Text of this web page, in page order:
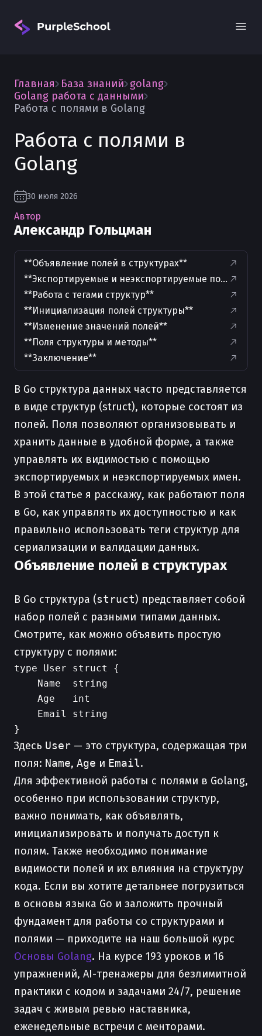
Главная База знаний golang
Golang работа с данными
Работа с полями в Golang
Работа с полями в
Golang
30 июля 2026
Автор
Александр Гольцман
**Объявление полей в структурах**
**Экспортируемые и неэкспортируемые поля**
**Работа с тегами структур**
**Инициализация полей структуры**
**Изменение значений полей**
**Поля структуры и методы**
**Заключение**
В Go структура данных часто представляется
в виде структур (struct), которые состоят из
полей. Поля позволяют организовывать и
хранить данные в удобной форме, а также
управлять их видимостью с помощью
экспортируемых и неэкспортируемых имен.
В этой статье я расскажу, как работают поля
в Go, как управлять их доступностью и как
правильно использовать теги структур для
сериализации и валидации данных.
Объявление полей в структурах
В Go структура (struct) представляет собой
набор полей с разными типами данных.
Смотрите, как можно объявить простую
структуру с полями:
type User struct {
    Name  string
    Age   int
    Email string
Здесь User — это структура, содержащая три
поля: Name, Age и Email.
Для эффективной работы с полями в Golang,
особенно при использовании структур,
важно понимать, как объявлять,
инициализировать и получать доступ к
полям. Также необходимо понимание
видимости полей и их влияния на структуру
кода. Если вы хотите детальнее погрузиться
в основы языка Go и заложить прочный
фундамент для работы со структурами и
полями — приходите на наш большой курс
Основы Golang. На курсе 193 уроков и 16
упражнений, AI-тренажеры для безлимитной
практики с кодом и задачами 24/7, решение
задач с живым ревью наставника,
еженедельные встречи с менторами.